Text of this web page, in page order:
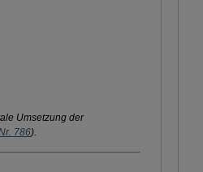
Umsetzung der
786).